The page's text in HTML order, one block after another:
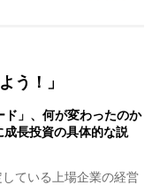
う！」
」、何が変わったのか
長投資の具体的な説
ている上場企業の経営